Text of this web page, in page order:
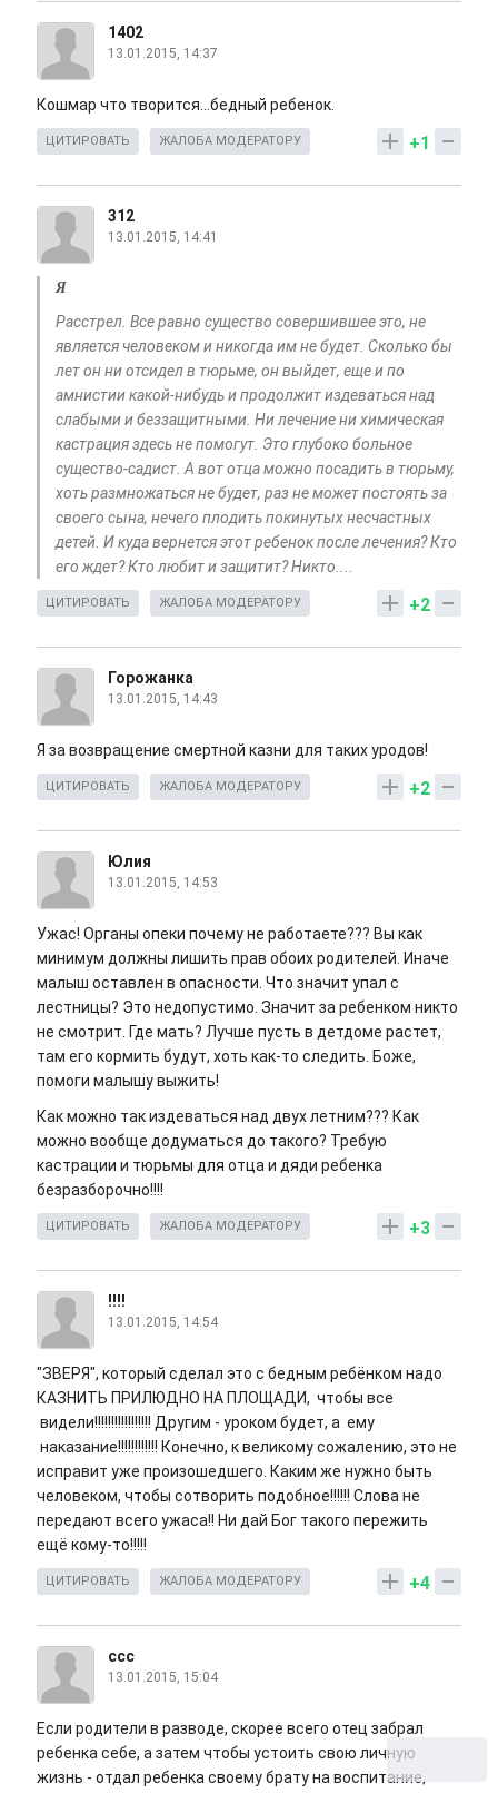
1402
13.01.2015, 14:37
Кошмар что творится...бедный ребенок.
+1
ЦИТИРОВАТЬ ЖАЛОБА МОДЕРАТОРУ
312
13.01.2015, 14:41
Я
Расстрел. Все равно существо совершившее это, не
является человеком и никогда им не будет. Сколько бы
лет он ни отсидел в тюрьме, он выйдет, еще и по
амнистии какой-нибудь и продолжит издеваться над
слабыми и беззащитными. Ни лечение ни химическая
кастрация здесь не помогут. Это глубоко больное
существо-садист. А вот отца можно посадить в тюрьму,
хоть размножаться не будет, раз не может постоять за
своего сына, нечего плодить покинутых несчастных
детей. И куда вернется этот ребенок после лечения? Кто
его ждет? Кто любит и защитит? Никто....
+2
ЦИТИРОВАТЬ ЖАЛОБА МОДЕРАТОРУ
Горожанка
13.01.2015, 14:43
Я за возвращение смертной казни для таких уродов!
+2
ЦИТИРОВАТЬ ЖАЛОБА МОДЕРАТОРУ
Юлия
13.01.2015, 14:53
Ужас! Органы опеки почему не работаете??? Вы как
минимум должны лишить прав обоих родителей. Иначе
малыш оставлен в опасности. Что значит упал с
лестницы? Это недопустимо. Значит за ребенком никто
не смотрит. Где мать? Лучше пусть в детдоме растет,
там его кормить будут, хоть как-то следить. Боже,
помоги малышу выжить!
Как можно так издеваться над двух летним??? Как
можно вообще додуматься до такого? Требую
кастрации и тюрьмы для отца и дяди ребенка
безразборочно!!!!
+3
ЦИТИРОВАТЬ ЖАЛОБА МОДЕРАТОРУ
!!!!
13.01.2015, 14:54
"ЗВЕРЯ", который сделал это с бедным ребёнком надо
КАЗНИТЬ ПРИЛЮДНО НА ПЛОЩАДИ, чтобы все
видели!!!!!!!!!!!!!!!!! Другим - уроком будет, а ему
наказание!!!!!!!!!!!! Конечно, к великому сожалению, это не
исправит уже произошедшего. Каким же нужно быть
человеком, чтобы сотворить подобное!!!!!! Слова не
передают всего ужаса!! Ни дай Бог такого пережить
ещё кому-то!!!!!
+4
ЦИТИРОВАТЬ ЖАЛОБА МОДЕРАТОРУ
ccc
13.01.2015, 15:04
Если родители в разводе, скорее всего отец забрал
ребенка себе, а затем чтобы устоить свою личную
жизнь - отдал ребенка своему брату на воспитание,